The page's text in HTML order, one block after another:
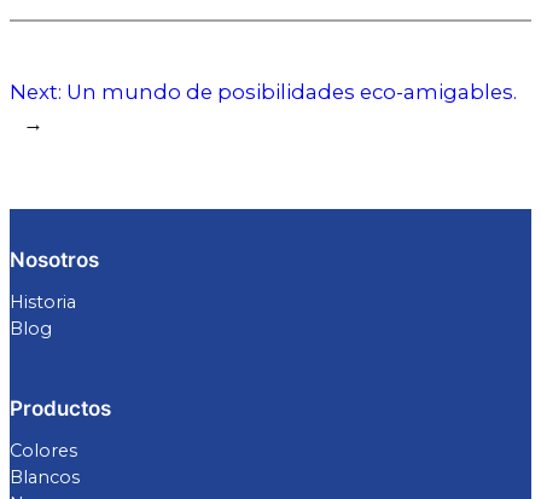
Next: Un mundo de posibilidades eco-amigables.
→
Nosotros
Historia
Blog
Productos
Colores
Blancos